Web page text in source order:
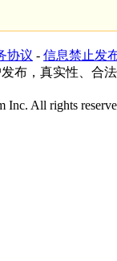
协议 - 信息禁止发
布，真实性、合
Inc. All rights